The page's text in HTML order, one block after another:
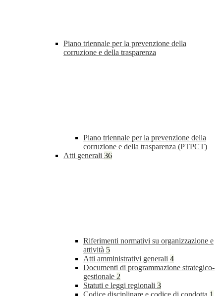
Piano triennale per la prevenzione della
corruzione e della trasparenza
Piano triennale per la prevenzione della
corruzione e della trasparenza (PTPCT)
Atti generali 36
Riferimenti normativi su organizzazione e
attività 5
Atti amministrativi generali 4
Documenti di programmazione strategico-
gestionale 2
Statuti e leggi regionali 3